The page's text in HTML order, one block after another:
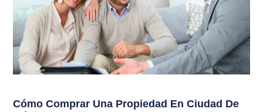
Cómo Comprar Una Propiedad En Ciudad De